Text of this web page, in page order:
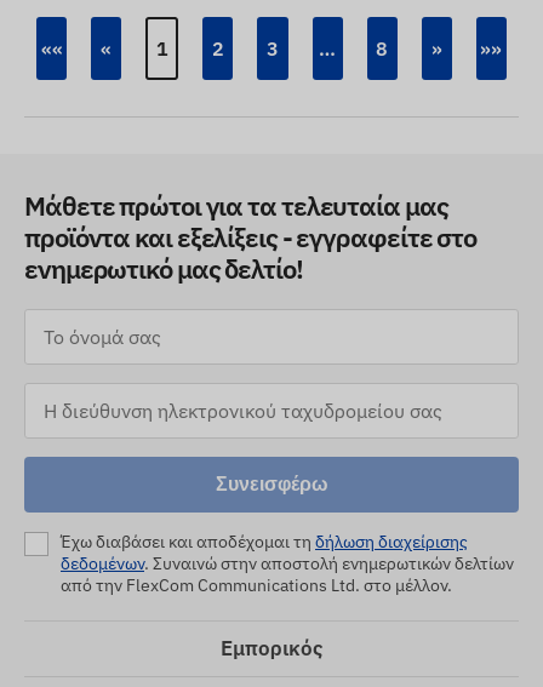
«« « 1 2 3 … 8 » »»
Μάθετε πρώτοι για τα τελευταία μας
προϊόντα και εξελίξεις - εγγραφείτε στο
ενημερωτικό μας δελτίο!
Συνεισφέρω
Έχω διαβάσει και αποδέχομαι τη δήλωση διαχείρισης
δεδομένων. Συναινώ στην αποστολή ενημερωτικών δελτίων
από την FlexCom Communications Ltd. στο μέλλον.
Εμπορικός